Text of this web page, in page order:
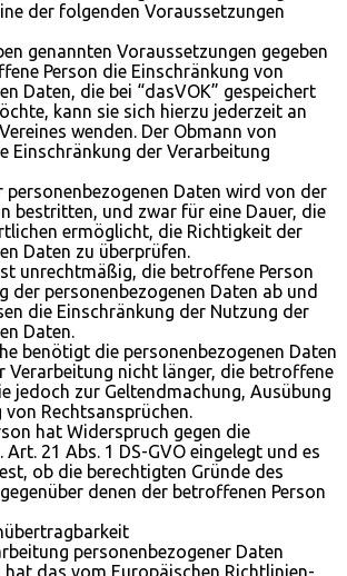
der folgenden Voraussetzungen
genannten Voraussetzungen gegeben
Person die Einschränkung von
Daten, die bei “dasVOK” gespeichert
kann sie sich hierzu jederzeit an
wenden. Der Obmann von
Einschränkung der Verarbeitung
personenbezogenen Daten wird von der
bestritten, und zwar für eine Dauer, die
ermöglicht, die Richtigkeit der
Daten zu überprüfen.
unrechtmäßig, die betroffene Person
der personenbezogenen Daten ab und
die Einschränkung der Nutzung der
Daten.
benötigt die personenbezogenen Daten
Verarbeitung nicht länger, die betroffene
jedoch zur Geltendmachung, Ausübung
Rechtsansprüchen.
hat Widerspruch gegen die
21 Abs. 1 DS-GVO eingelegt und es
ob die berechtigten Gründe des
denen der betroffenen Person
personenbezogener Daten
hat das vom Europäischen Richtlinien-